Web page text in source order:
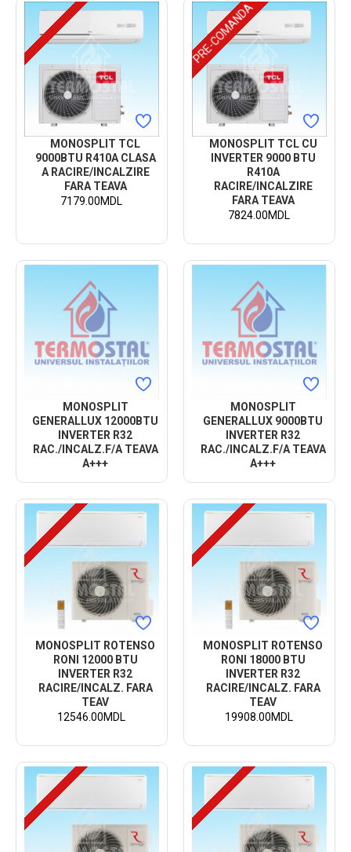
MONOSPLIT TCL
9000BTU R410A CLASA
A RACIRE/INCALZIRE
FARA TEAVA
7179.00MDL
PRE-COMANDA
MONOSPLIT TCL CU
INVERTER 9000 BTU
R410A
RACIRE/INCALZIRE
FARA TEAVA
7824.00MDL
MONOSPLIT
GENERALLUX 12000BTU
INVERTER R32
RAC./INCALZ.F/A TEAVA
A+++
MONOSPLIT
GENERALLUX 9000BTU
INVERTER R32
RAC./INCALZ.F/A TEAVA
A+++
MONOSPLIT ROTENSO
RONI 12000 BTU
INVERTER R32
RACIRE/INCALZ. FARA
TEAV
12546.00MDL
MONOSPLIT ROTENSO
RONI 18000 BTU
INVERTER R32
RACIRE/INCALZ. FARA
TEAV
19908.00MDL